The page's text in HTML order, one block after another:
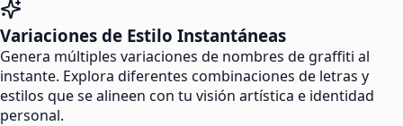
Variaciones de Estilo Instantáneas
Genera múltiples variaciones de nombres de graffiti al
instante. Explora diferentes combinaciones de letras y
estilos que se alineen con tu visión artística e identidad
personal.